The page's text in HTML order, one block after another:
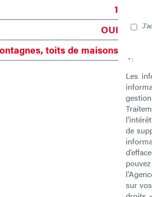
1
OUI
toits de maisons
* :
Les
de
sur